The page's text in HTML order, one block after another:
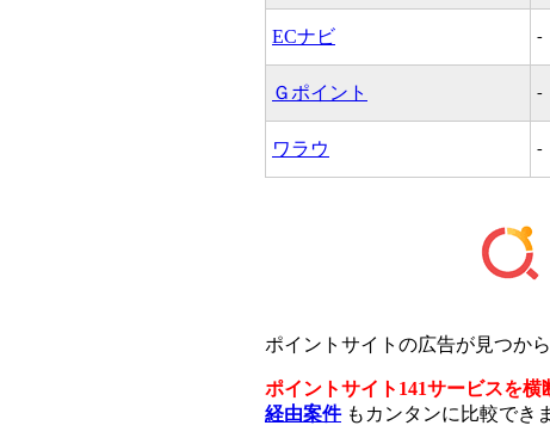
ECナビ -
Ｇポイント -
ワラウ -
ポイントサイトの広告が見つか
ポイントサイト141サービスを横
経由案件もカンタンに比較でき